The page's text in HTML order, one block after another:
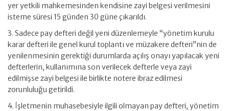
yer yetkili mahkemesinden kendisine zayi belgesi verilmesini
isteme süresi 15 günden 30 güne çıkarıldı.
3. Sadece pay defteri değil yeni düzenlemeyle “yönetim kurulu
karar defteri ile genel kurul toplantı ve müzakere defteri”nin de
yenilenmesinin gerektiği durumlarda açılış onayı yapılacak yeni
defterlerin, kullanımına son verilecek defterle veya zayi
edilmişse zayi belgesi ile birlikte notere ibraz edilmesi
zorunluluğu getirildi.
4. İşletmenin muhasebesiyle ilgili olmayan pay defteri, yönetim